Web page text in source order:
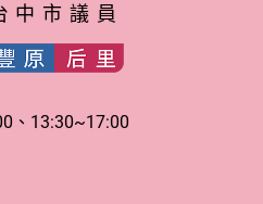
中市議員
、13:30~17:00